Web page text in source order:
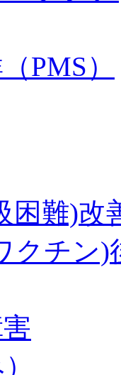
PMS）
困難)改
クチン)